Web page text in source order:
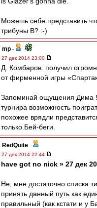
Можешь себе представить
трибуны В? :-)
mp -
27 дек 2014 23:00
Д. Комбаров: получил
от фирменной игры
Запоминай ощущения Дима
турнира возможность
похожее врядли
только.Бей-беги.
RedQuite -
27 дек 2014 22:44
have got no nick » 27 дек
Не, мне достаточно списка
принять данный путь как
правильный (как кстати и у